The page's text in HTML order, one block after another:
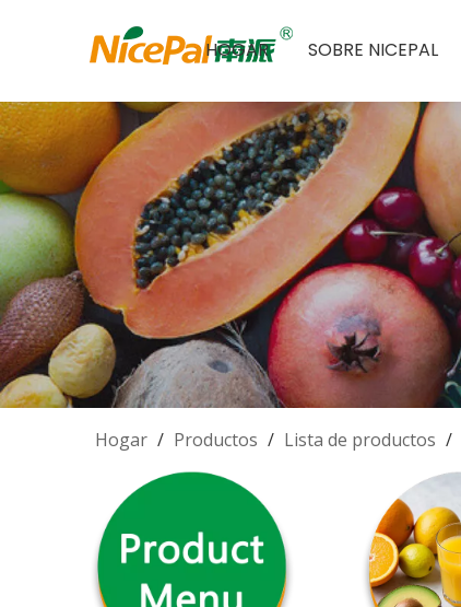
HOGAR SOBRE NICEPAL
Hogar / Productos / Lista de productos /